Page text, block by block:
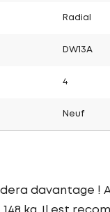
Radial
DW13A
4
Neuf
davantage !